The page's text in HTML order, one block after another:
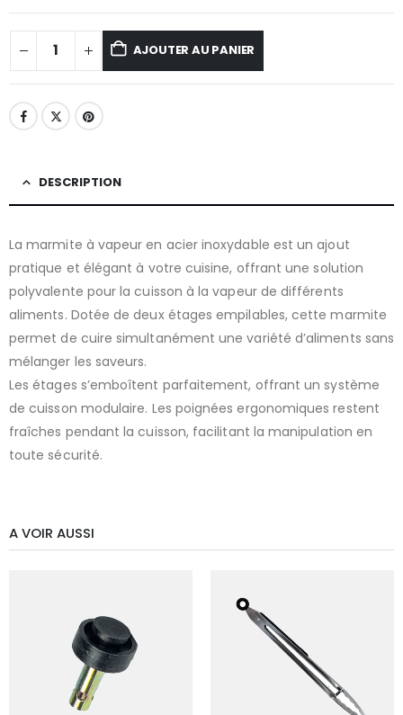
AJOUTER AU PANIER
DESCRIPTION
La marmite à vapeur en acier inoxydable est un ajout
pratique et élégant à votre cuisine, offrant une solution
polyvalente pour la cuisson à la vapeur de différents
aliments. Dotée de deux étages empilables, cette marmite
permet de cuire simultanément une variété d’aliments sans
mélanger les saveurs.
Les étages s’emboîtent parfaitement, offrant un système
de cuisson modulaire. Les poignées ergonomiques restent
fraîches pendant la cuisson, facilitant la manipulation en
toute sécurité.
A VOIR AUSSI